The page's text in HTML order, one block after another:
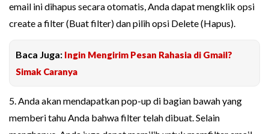
email ini dihapus secara otomatis, Anda dapat mengklik opsi
create a filter (Buat filter) dan pilih opsi Delete (Hapus).
Baca Juga: Ingin Mengirim Pesan Rahasia di Gmail?
Simak Caranya
5. Anda akan mendapatkan pop-up di bagian bawah yang
memberi tahu Anda bahwa filter telah dibuat. Selain